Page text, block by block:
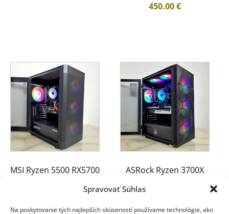
Spravovať Súhlas
Na poskytovanie tých najlepších skúseností používame technológie, ako
450.00€
MSI Ryzen 5500 RX5700
ASRock Ryzen 3700X